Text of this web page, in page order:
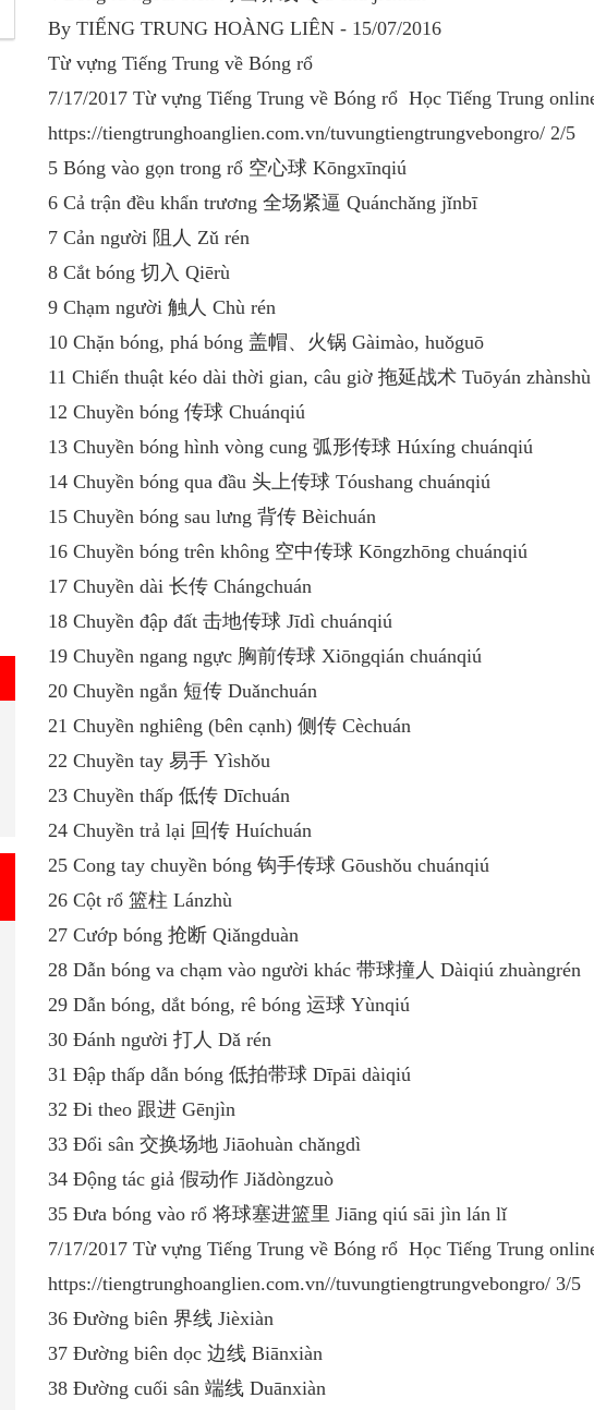
By TIẾNG TRUNG HOÀNG LIÊN - 15/07/2016
Từ vựng Tiếng Trung về Bóng rổ
7/17/2017 Từ vựng Tiếng Trung về Bóng rổ ­ Học Tiếng Trung
https://tiengtrunghoanglien.com.vn/tu­vung­tieng­trung­ve­bong­ro/ 2/5
5 Bóng vào gọn trong rổ 空心球 Kōngxīnqiú
6 Cả trận đều khẩn trương 全场紧逼 Quánchǎng jǐnbī
7 Cản người 阻人 Zǔ rén
8 Cắt bóng 切入 Qiērù
9 Chạm người 触人 Chù rén
10 Chặn bóng, phá bóng 盖帽、火锅 Gàimào, huǒguō
11 Chiến thuật kéo dài thời gian, câu giờ 拖延战术 Tuōyán zhànshù
12 Chuyền bóng 传球 Chuánqiú
13 Chuyền bóng hình vòng cung 弧形传球 Húxíng chuánqiú
14 Chuyền bóng qua đầu 头上传球 Tóushang chuánqiú
15 Chuyền bóng sau lưng 背传 Bèichuán
16 Chuyền bóng trên không 空中传球 Kōngzhōng chuánqiú
17 Chuyền dài 长传 Chángchuán
18 Chuyền đập đất 击地传球 Jīdì chuánqiú
19 Chuyền ngang ngực 胸前传球 Xiōngqián chuánqiú
20 Chuyền ngắn 短传 Duǎnchuán
21 Chuyền nghiêng (bên cạnh) 侧传 Cèchuán
22 Chuyền tay 易手 Yìshǒu
23 Chuyền thấp 低传 Dīchuán
24 Chuyền trả lại 回传 Huíchuán
25 Cong tay chuyền bóng 钩手传球 Gōushǒu chuánqiú
26 Cột rổ 篮柱 Lánzhù
27 Cướp bóng 抢断 Qiǎngduàn
28 Dẫn bóng va chạm vào người khác 带球撞人 Dàiqiú zhuàngrén
29 Dẫn bóng, dắt bóng, rê bóng 运球 Yùnqiú
30 Đánh người 打人 Dǎ rén
31 Đập thấp dẫn bóng 低拍带球 Dīpāi dàiqiú
32 Đi theo 跟进 Gēnjìn
33 Đổi sân 交换场地 Jiāohuàn chǎngdì
34 Động tác giả 假动作 Jiǎdòngzuò
35 Đưa bóng vào rổ 将球塞进篮里 Jiāng qiú sāi jìn lán lǐ
7/17/2017 Từ vựng Tiếng Trung về Bóng rổ ­ Học Tiếng Trung
https://tiengtrunghoanglien.com.vn//tu­vung­tieng­trung­ve­bong­ro/ 3/5
36 Đường biên 界线 Jièxiàn
37 Đường biên dọc 边线 Biānxiàn
38 Đường cuối sân 端线 Duānxiàn